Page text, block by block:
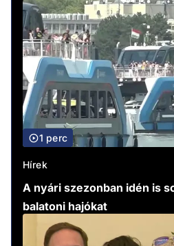
1 perc
Hírek
A nyári szezonban idén is
balatoni hajókat